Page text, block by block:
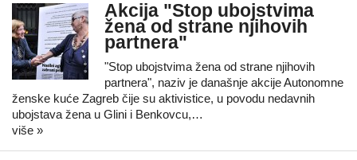
Akcija "Stop ubojstvima
žena od strane njihovih
partnera"
"Stop ubojstvima žena od strane njihovih
partnera", naziv je današnje akcije Autonomne
ženske kuće Zagreb čije su aktivistice, u povodu nedavnih
ubojstava žena u Glini i Benkovcu,…
više »